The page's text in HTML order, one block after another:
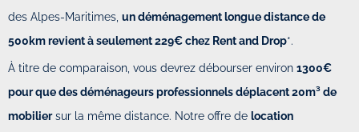
des Alpes-Maritimes, un déménagement longue distance de
500km revient à seulement 229€ chez Rent and Drop*.
À titre de comparaison, vous devrez débourser environ 1300€
pour que des déménageurs professionnels déplacent 20m³ de
mobiliersur la même distance. Notre offre de location